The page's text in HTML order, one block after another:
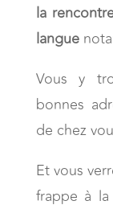
la
langue
Vous y
bonnes
de chez
Et vous
frappe à